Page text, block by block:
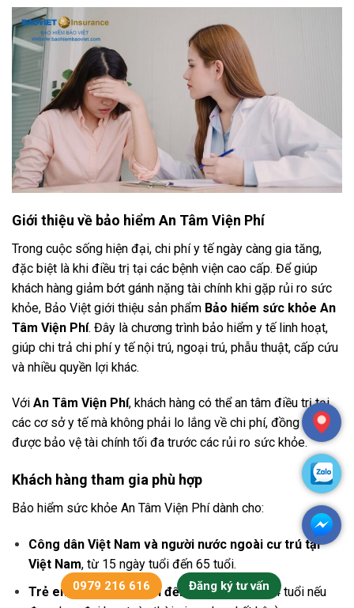
Giới thiệu về bảo hiểm An Tâm Viện Phí
Trong cuộc sống hiện đại, chi phí y tế ngày càng gia tăng,
đặc biệt là khi điều trị tại các bệnh viện cao cấp. Để giúp
khách hàng giảm bớt gánh nặng tài chính khi gặp rủi ro sức
khỏe, Bảo Việt giới thiệu sản phẩm Bảo hiểm sức khỏe An
Tâm Viện Phí. Đây là chương trình bảo hiểm y tế linh hoạt,
giúp chi trả chi phí y tế nội trú, ngoại trú, phẫu thuật, cấp cứu
và nhiều quyền lợi khác.
Với An Tâm Viện Phí, khách hàng có thể an tâm điều trị tại
các cơ sở y tế mà không phải lo lắng về chi phí, đồng thời
được bảo vệ tài chính tối đa trước các rủi ro sức khỏe.
Khách hàng tham gia phù hợp
Bảo hiểm sức khỏe An Tâm Viện Phí dành cho:
Công dân Việt Nam và người nước ngoài cư trú tại
Việt Nam, từ 15 ngày tuổi đến 65 tuổi.
Trẻ em từ 15 ngày tuổi đến 18 tuổi(hoặc 24 tuổi nếu
0979 216 616 Đăng ký tư vấn